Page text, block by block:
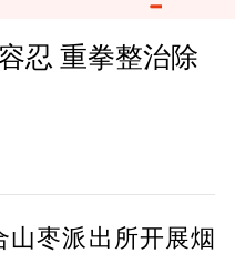
忍 重拳整治除
枣派出所开展烟